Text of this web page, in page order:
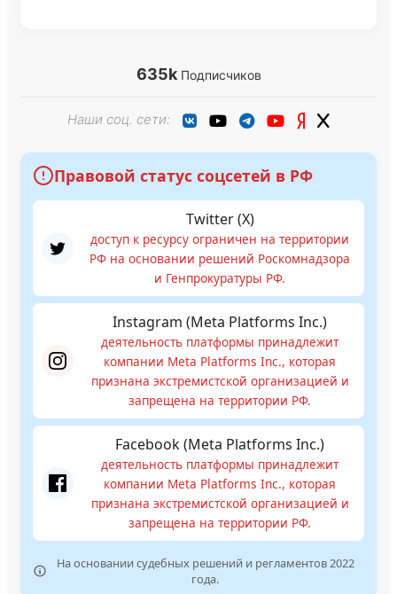
635kПодписчиков
Наши соц. сети:
Правовой статус соцсетей в РФ
Twitter (X)
доступ к ресурсу ограничен на территории
РФ на основании решений Роскомнадзора
и Генпрокуратуры РФ.
Instagram (Meta Platforms Inc.)
деятельность платформы принадлежит
компании Meta Platforms Inc., которая
признана экстремистской организацией и
запрещена на территории РФ.
Facebook (Meta Platforms Inc.)
деятельность платформы принадлежит
компании Meta Platforms Inc., которая
признана экстремистской организацией и
запрещена на территории РФ.
На основании судебных решений и регламентов 2022
года.